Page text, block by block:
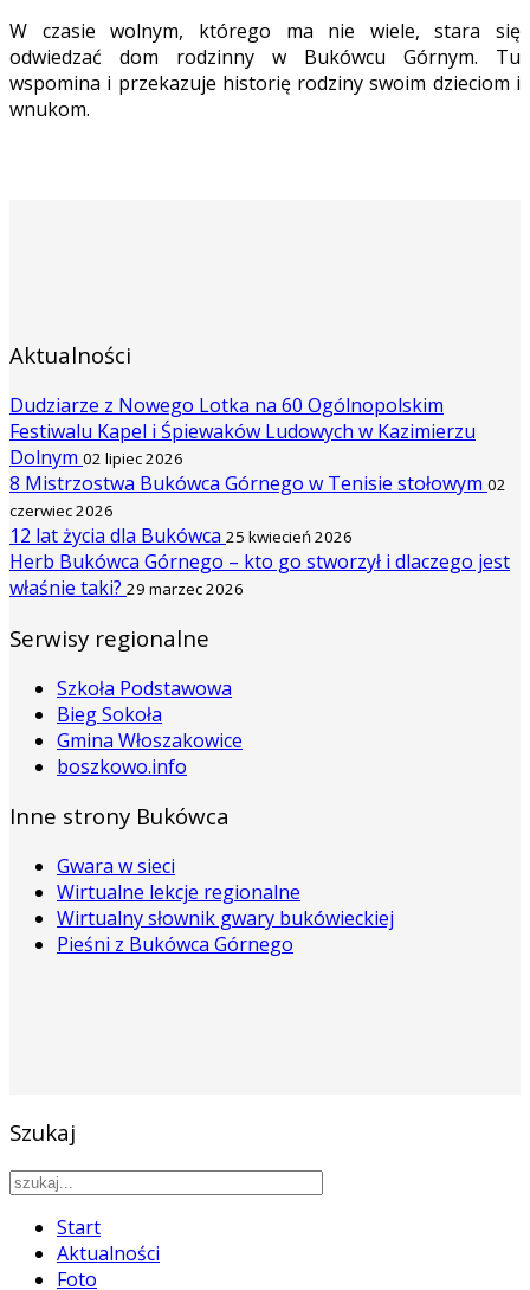
W czasie wolnym, którego ma nie wiele, stara się
odwiedzać dom rodzinny w Bukówcu Górnym. Tu
wspomina i przekazuje historię rodziny swoim dzieciom i
wnukom.
Aktualności
Dudziarze z Nowego Lotka na 60 Ogólnopolskim
Festiwalu Kapel i Śpiewaków Ludowych w Kazimierzu
Dolnym 02 lipiec 2026
8 Mistrzostwa Bukówca Górnego w Tenisie stołowym 02
czerwiec 2026
12 lat życia dla Bukówca 25 kwiecień 2026
Herb Bukówca Górnego – kto go stworzył i dlaczego jest
właśnie taki? 29 marzec 2026
Serwisy regionalne
Szkoła Podstawowa
Bieg Sokoła
Gmina Włoszakowice
boszkowo.info
Inne strony Bukówca
Gwara w sieci
Wirtualne lekcje regionalne
Wirtualny słownik gwary bukówieckiej
Pieśni z Bukówca Górnego
Szukaj
Start
Aktualności
Foto